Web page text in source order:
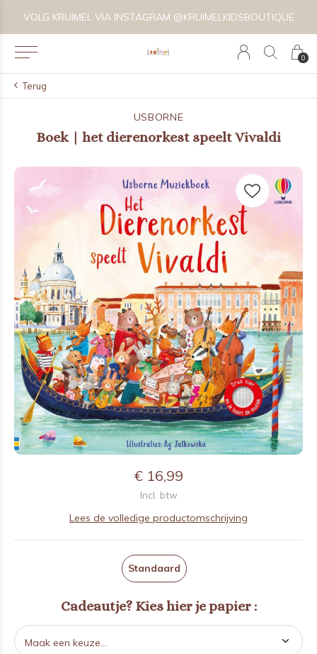
0
VOLG KRUIMEL VIA INSTAGRAM @KRUIMELKIDSBOUTIQUE
Terug
USBORNE
Boek | het dierenorkest speelt Vivaldi
€ 16,99
Incl. btw
Lees de volledige productomschrijving
Standaard
Cadeautje? Kies hier je papier :